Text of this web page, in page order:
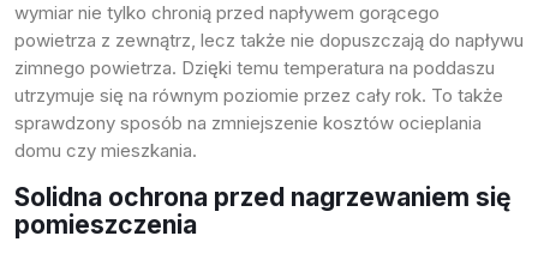
wymiar nie tylko chronią przed napływem gorącego
powietrza z zewnątrz, lecz także nie dopuszczają do napływu
zimnego powietrza. Dzięki temu temperatura na poddaszu
utrzymuje się na równym poziomie przez cały rok. To także
sprawdzony sposób na zmniejszenie kosztów ocieplania
domu czy mieszkania.
Solidna ochrona przed nagrzewaniem się
pomieszczenia